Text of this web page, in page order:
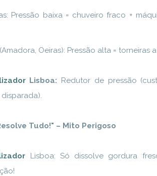
Pressão baixa = chuveiro fraco +
Oeiras): Pressão alta = torneiras a
Lisboa: Redutor de pressão
Tudo!" – Mito Perigoso
Lisboa: Só dissolve gordura